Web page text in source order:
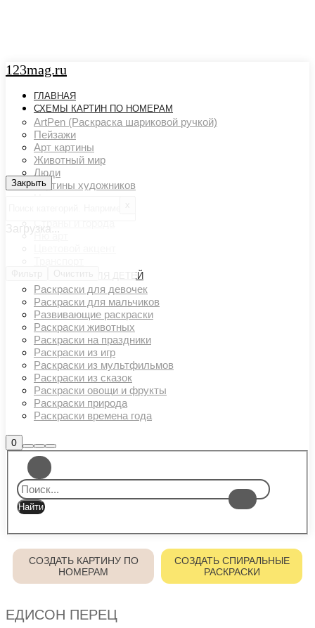
123mag.ru
ГЛАВНАЯ
СХЕМЫ КАРТИН ПО НОМЕРАМ
ArtPen (Раскраска шариковой ручкой)
Пейзажи
Арт картины
Животный мир
Люди
Картины художников
Ню арт
РАСКРАСКИ ДЛЯ ДЕТЕЙ
Раскраски для девочек
Раскраски для мальчиков
Развивающие раскраски
Раскраски животных
Раскраски на праздники
Раскраски из игр
Раскраски из мультфильмов
Раскраски из сказок
Раскраски овощи и фрукты
Раскраски природа
Раскраски времена года
0Боковая
панель
магазина
Найти
Больше
информации
Главное
меню
СОЗДАТЬ КАРТИНУ ПО
НОМЕРАМ
СОЗДАТЬ СПИРАЛЬНЫЕ
РАСКРАСКИ
ЕДИСОН ПЕРЕЦ
Закрыть
Закрыть
Загрузка...